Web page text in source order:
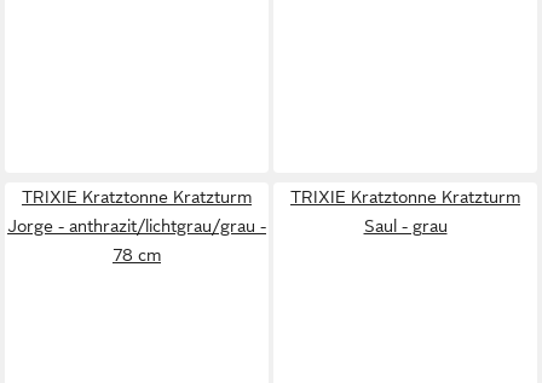
TRIXIE Kratztonne Kratzturm
Jorge - anthrazit/lichtgrau/grau -
78 cm
TRIXIE Kratztonne Kratzturm
Saul - grau